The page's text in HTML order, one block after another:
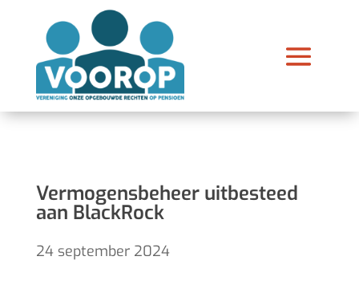
Vermogensbeheer uitbesteed
aan BlackRock
24 september 2024